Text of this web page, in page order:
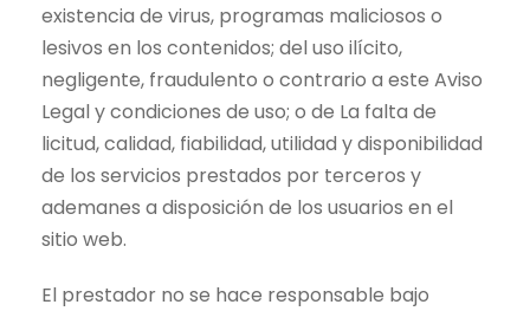
existencia de virus, programas maliciosos o
lesivos en los contenidos; del uso ilícito,
negligente, fraudulento o contrario a este Aviso
Legal y condiciones de uso; o de La falta de
licitud, calidad, fiabilidad, utilidad y disponibilidad
de los servicios prestados por terceros y
ademanes a disposición de los usuarios en el
sitio web.
El prestador no se hace responsable bajo